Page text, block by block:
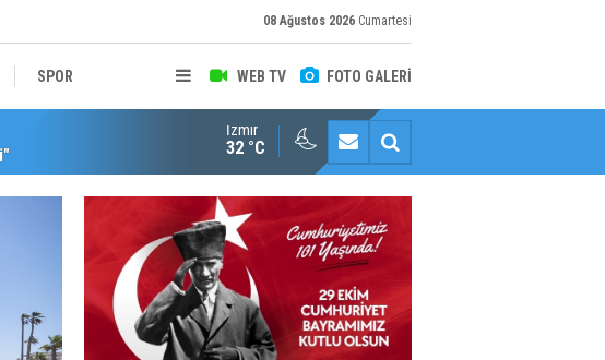
08 Ağustos 2026 Cumartesi
WEB TV FOTO GALERİ
SPOR
"Toprağını Kaybeden Geleceğini Kaybeder!"
İzmir
32 °C